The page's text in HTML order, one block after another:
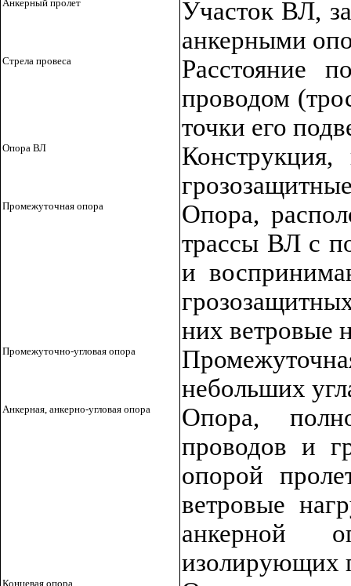
Анкерный пролет
Участок ВЛ,
анкерными
Стрела провеса
Расстояние
проводом
точки его
Опора ВЛ
Промежуточная опора
Опора,
трассы ВЛ с
и
них ветровые
Промежуточно-угловая опора
небольших
Анкерная, анкерно-угловая опора
Опора,
проводов и
опорой
ветровые
анкерной
изолирующих
Концевая опора